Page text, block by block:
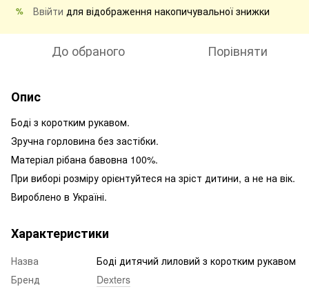
% Ввійти для відображення накопичувальної знижки
До обраного Порівняти
Опис
Боді з коротким рукавом.
Зручна горловина без застібки.
Матеріал рібана бавовна 100%.
При виборі розміру орієнтуйтеся на зріст дитини, а не на вік.
Вироблено в Україні.
Характеристики
Назва
Боді дитячий лиловий з коротким рукавом
Бренд
Dexters